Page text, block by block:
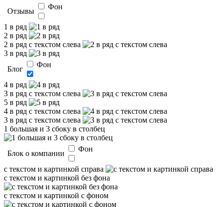
Отзывы
Фон
1 в ряд
2 в ряд
2 в ряд с текстом слева
3 в ряд
Блог
Фон
4 в ряд
3 в ряд с текстом слева
5 в ряд
4 в ряд с текстом слева
3 в ряд с текстом слева
1 большая и 3 сбоку в столбец
Блок о компании
Фон
с текстом и картинкой справа
с текстом и картинкой без фона
с текстом и картинкой с фоном